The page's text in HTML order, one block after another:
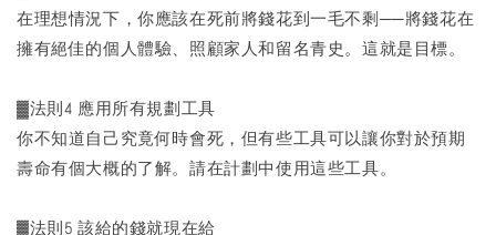
在理想情況下，你應該在死前將錢花到一毛不剩──將錢花在
擁有絕佳的個人體驗、照顧家人和留名青史。這就是目標。
▓法則4 應用所有規劃工具
你不知道自己究竟何時會死，但有些工具可以讓你對於預期
壽命有個大概的了解。請在計劃中使用這些工具。
▓法則5 該給的錢就現在給